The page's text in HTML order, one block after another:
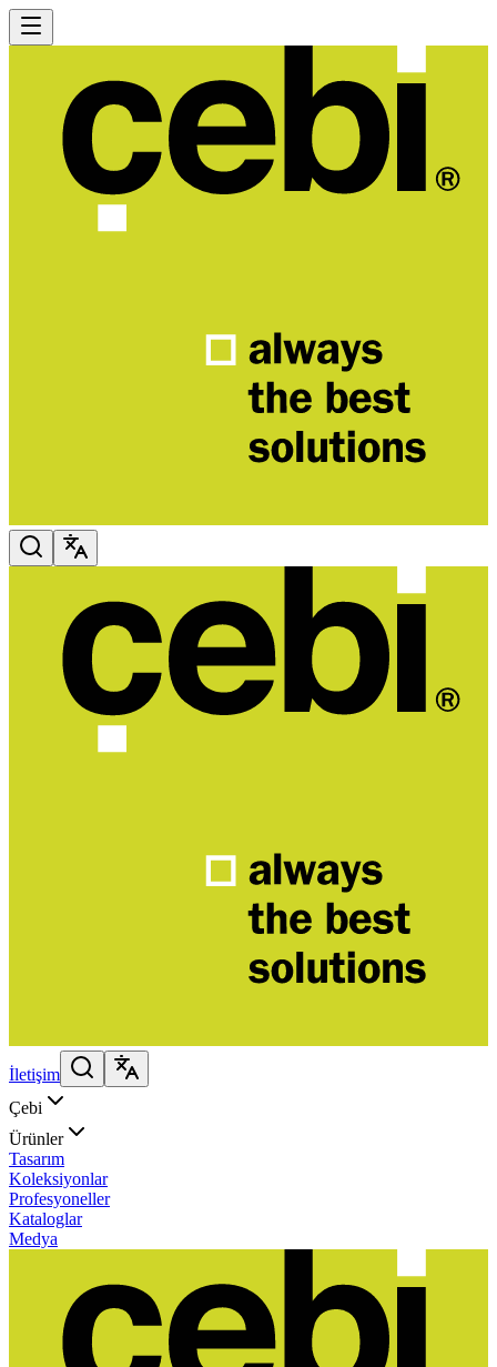
İletişim
Çebi
Ürünler
Tasarım
Koleksiyonlar
Profesyoneller
Kataloglar
Medya